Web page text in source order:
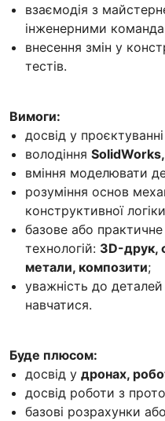
взаємодія з
інженерними
внесення змін у
тестів.
Вимоги:
досвід у проєктуванні
володіння
вміння моделювати
розуміння основ
конструктивної
базове або
технологій: 3D-друк,
метали, композити;
уважність до
навчатися.
Буде плюсом:
досвід у дронах,
досвід роботи з
базові розрахунки